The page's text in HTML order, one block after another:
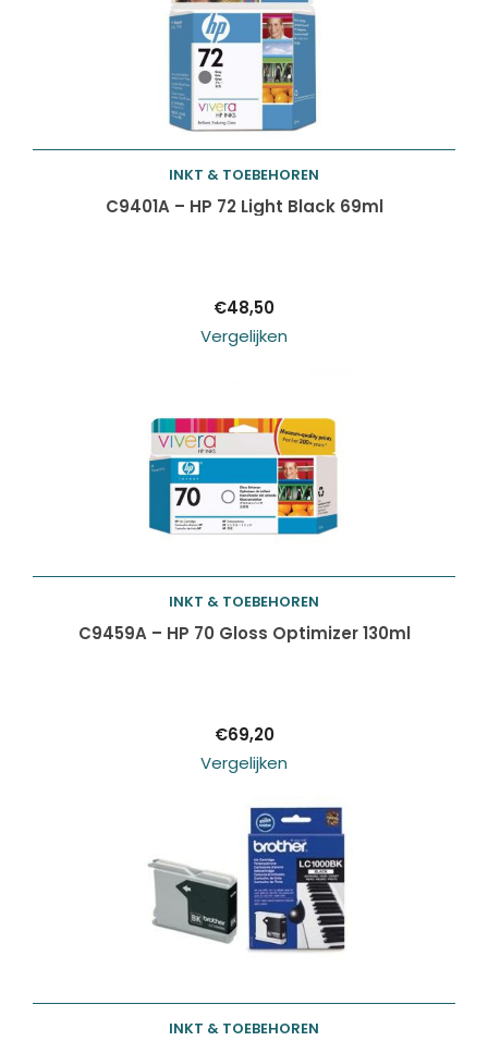
Toevoegen aan
INKT & TOEBEHOREN
C9401A – HP 72 Light Black 69ml
€48,50
Vergelijken
Toevoegen aan
INKT & TOEBEHOREN
C9459A – HP 70 Gloss Optimizer 130ml
€69,20
Vergelijken
INKT & TOEBEHOREN